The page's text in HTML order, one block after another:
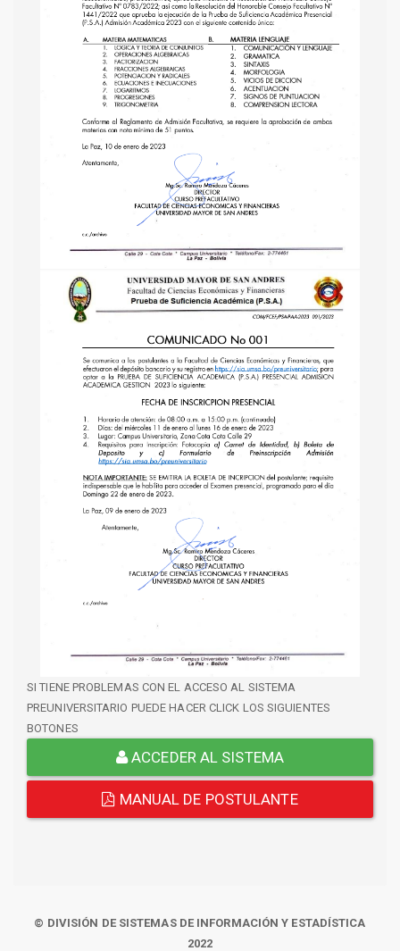
SI TIENE PROBLEMAS CON EL ACCESO AL SISTEMA
PREUNIVERSITARIO PUEDE HACER CLICK LOS SIGUIENTES
BOTONES
ACCEDER AL SISTEMA
MANUAL DE POSTULANTE
© DIVISIÓN DE SISTEMAS DE INFORMACIÓN Y ESTADÍSTICA
2022